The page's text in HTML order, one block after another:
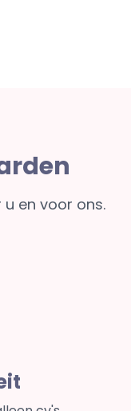
en voor ons.